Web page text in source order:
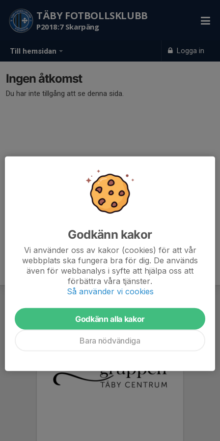
Till hemsidan Logga in
TÄBY FOTBOLLSKLUBB
P2018:7 Skarpäng
Ingen åtkomst
Du har inte tillgång att se denna sida.
Godkänn kakor
Vi använder oss av kakor (cookies) för att vår
webbplats ska fungera bra för dig. De används
även för webbanalys i syfte att hjälpa oss att
förbättra våra tjänster.
Så använder vi cookies
Godkänn alla kakor
Bara nödvändiga